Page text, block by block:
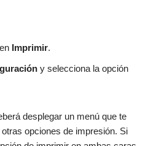
Imprimir.
y selecciona la opción
desplegar un menú que te
opciones de impresión. Si